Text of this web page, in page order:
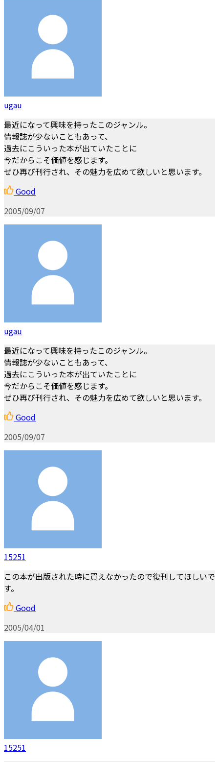
ugau
最近になって興味を持ったこのジャンル。
情報誌が少ないこともあって、
過去にこういった本が出ていたことに
今だからこそ価値を感じます。
ぜひ再び刊行され、その魅力を広めて欲しいと思います。
Good
2005/09/07
ugau
最近になって興味を持ったこのジャンル。
情報誌が少ないこともあって、
過去にこういった本が出ていたことに
今だからこそ価値を感じます。
ぜひ再び刊行され、その魅力を広めて欲しいと思います。
Good
2005/09/07
15251
この本が出版された時に買えなかったので復刊してほしいで
す。
Good
2005/04/01
15251